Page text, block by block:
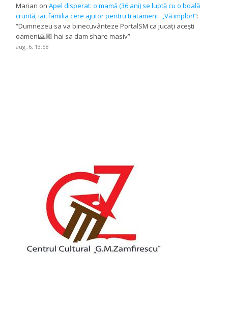
Marian onApel disperat: o mamă (36 ani) se luptă cu o boală
cruntă, iar familia cere ajutor pentru tratament: ,,Vă implor!”:
“Dumnezeu sa va binecuvânteze PortalSM ca jucați acești
oameni🙏🏼 hai sa dam share masiv”
aug. 6, 13:58